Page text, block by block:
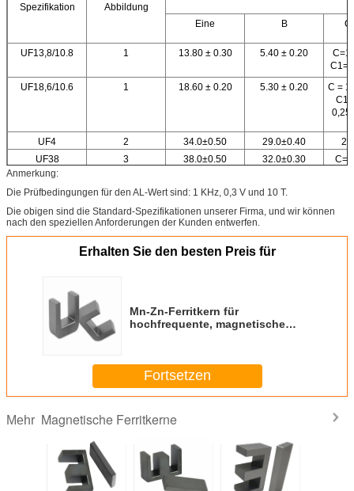
Spezifikation
Abbildung
Eine
B
UF13,8/10.8 1 13.80 ± 0.30 5.40 ± 0.20
UF18,6/10.6
1 18.60 ± 0.20 5.30 ± 0.20
C =
C1
UF4
2 34.0±0.50 29.0±0.40
UF38
3 38.0±0.50 32.0±0.30
Anmerkung:
Die Prüfbedingungen für den AL-Wert sind: 1 KHz, 0,3 V und 10 T.
Die obigen sind die Standard-Spezifikationen unserer Firma, und wir können
nach den speziellen Anforderungen der Kunden entwerfen.
Erhalten Sie den besten Preis für
Mn-Zn-Ferritkern für
hochfrequente, magnetische
Fortsetzen
Mehr Magnetische Ferritkerne